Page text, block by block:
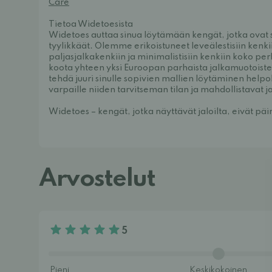
Care
Tietoa Widetoesista
Widetoes auttaa sinua löytämään kengät, jotka ovat
tyylikkäät. Olemme erikoistuneet leveälestisiin
paljasjalkakenkiin ja minimalistisiin kenkiin koko
koota yhteen yksi Euroopan parhaista
tehdä juuri sinulle sopivien mallien löytäminen
varpaille niiden tarvitseman tilan ja mahdollistavat
Widetoes – kengät, jotka näyttävät jaloilta, eivät
Arvostelut
5